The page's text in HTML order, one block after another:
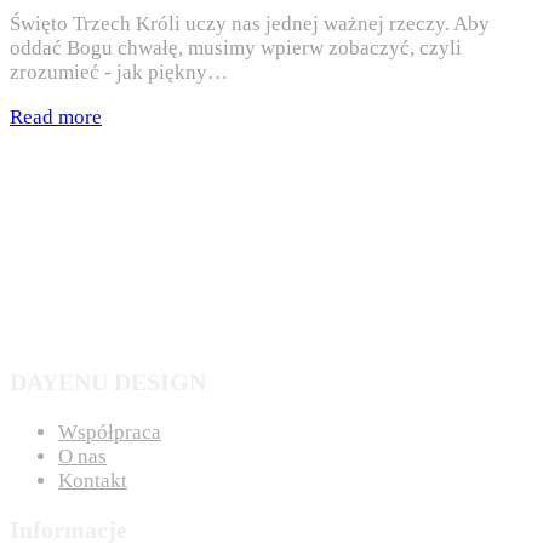
Święto Trzech Króli uczy nas jednej ważnej rzeczy. Aby
oddać Bogu chwałę, musimy wpierw zobaczyć, czyli
zrozumieć - jak piękny…
Read more
Współpraca
O nas
Kontakt